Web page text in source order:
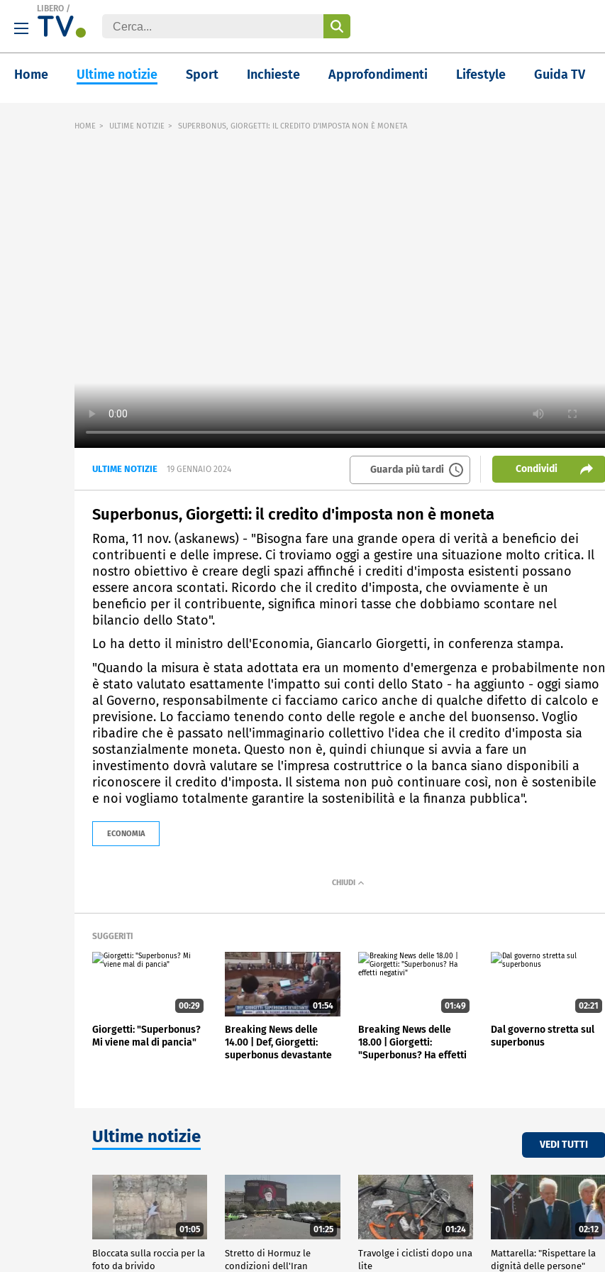
LIBERO /
Home Ultime notizie Sport Inchieste Approfondimenti Lifestyle Guida TV
HOME ULTIME NOTIZIE SUPERBONUS, GIORGETTI: IL CREDITO D'IMPOSTA NON È MONETA
ULTIME NOTIZIE 19 GENNAIO 2024 Guarda più tardi Condividi
Superbonus, Giorgetti: il credito d'imposta non è moneta
Roma, 11 nov. (askanews) - "Bisogna fare una grande opera di verità a beneficio dei
contribuenti e delle imprese. Ci troviamo oggi a gestire una situazione molto critica. Il
nostro obiettivo è creare degli spazi affinché i crediti d'imposta esistenti possano
essere ancora scontati. Ricordo che il credito d'imposta, che ovviamente è un
beneficio per il contribuente, significa minori tasse che dobbiamo scontare nel
bilancio dello Stato".
Lo ha detto il ministro dell'Economia, Giancarlo Giorgetti, in conferenza stampa.
"Quando la misura è stata adottata era un momento d'emergenza e probabilmente non
è stato valutato esattamente l'impatto sui conti dello Stato - ha aggiunto - oggi siamo
al Governo, responsabilmente ci facciamo carico anche di qualche difetto di calcolo e
previsione. Lo facciamo tenendo conto delle regole e anche del buonsenso. Voglio
ribadire che è passato nell'immaginario collettivo l'idea che il credito d'imposta sia
sostanzialmente moneta. Questo non è, quindi chiunque si avvia a fare un
investimento dovrà valutare se l'impresa costruttrice o la banca siano disponibili a
riconoscere il credito d'imposta. Il sistema non può continuare così, non è sostenibile
e noi vogliamo totalmente garantire la sostenibilità e la finanza pubblica".
ECONOMIA
SUGGERITI
00:29
Giorgetti: "Superbonus?
Mi viene mal di pancia"
01:54
Breaking News delle
14.00 | Def, Giorgetti:
superbonus devastante
01:49
Breaking News delle
18.00 | Giorgetti:
"Superbonus? Ha effetti
02:21
Dal governo stretta sul
superbonus
Ultime notizie VEDI TUTTI
01:05
Bloccata sulla roccia per la
foto da brivido
01:25
Stretto di Hormuz le
condizioni dell'Iran
01:24
Travolge i ciclisti dopo una
lite
02:12
Mattarella: "Rispettare la
dignità delle persone"